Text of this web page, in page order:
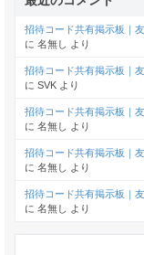
招待コード共有掲示板｜
に 名無し より
招待コード共有掲示板｜
に SVK より
招待コード共有掲示板｜
に 名無し より
招待コード共有掲示板｜
に 名無し より
招待コード共有掲示板｜
に 名無し より